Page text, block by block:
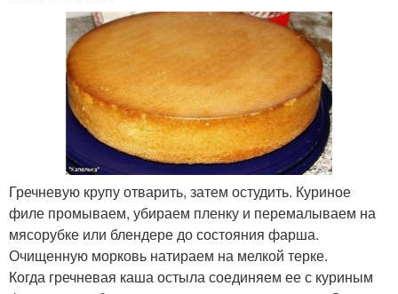
Гречневую крупу отварить, затем остудить. Куриное
филе промываем, убираем пленку и перемалываем на
мясорубке или блендере до состояния фарша.
Очищенную морковь натираем на мелкой терке.
Когда гречневая каша остыла соединяем ее с куриным